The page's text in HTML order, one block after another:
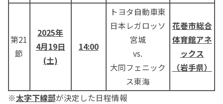
第21
節
2025年
4月19日
(土)
14:00
トヨタ自動車東
日本レガロッソ
宮城
vs.
大同フェニック
ス東海
花巻市総合
体育館アネ
ックス
（岩手県）
※太字下線部が決定した日程情報